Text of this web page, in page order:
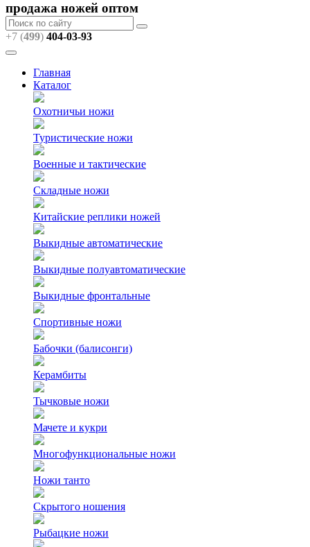
продажа ножей оптом
+7 (499) 404-03-93
Главная
Каталог
Охотничьи ножи
Туристические ножи
Военные и тактические
Складные ножи
Китайские реплики ножей
Выкидные автоматические
Выкидные полуавтоматические
Выкидные фронтальные
Спортивные ножи
Бабочки (балисонги)
Керамбиты
Тычковые ножи
Мачете и кукри
Многофункциональные ножи
Ножи танто
Скрытого ношения
Рыбацкие ножи